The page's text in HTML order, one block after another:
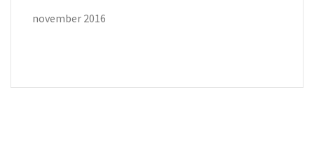
november 2016